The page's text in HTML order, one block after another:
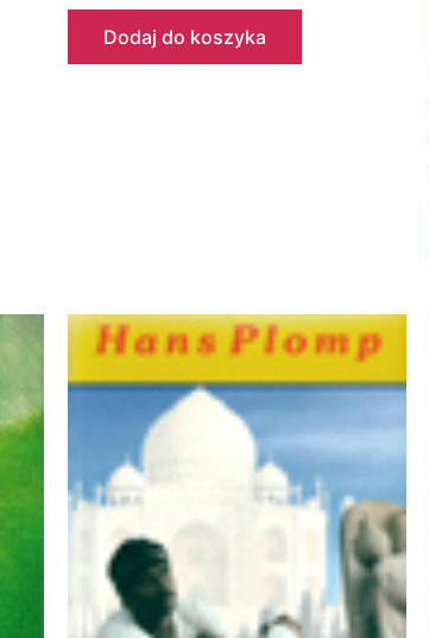
Dodaj do koszyka